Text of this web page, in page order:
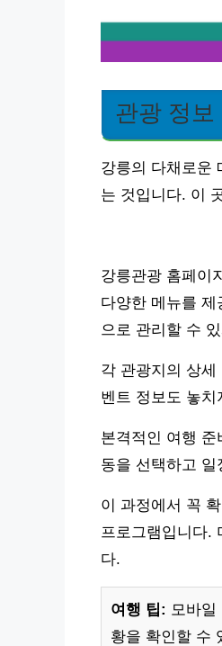
관광 정보
강릉의 다채로운
는 것입니다. 이
강릉관광 홈페이
다양한 메뉴를 제
으로 관리할 수
각 관광지의 상
벤트 정보도 놓
본격적인 여행 준
동을 선택하고
이 과정에서 꼭
프로그램입니다.
다.
여행 팁: 모바일
황을 확인할 수